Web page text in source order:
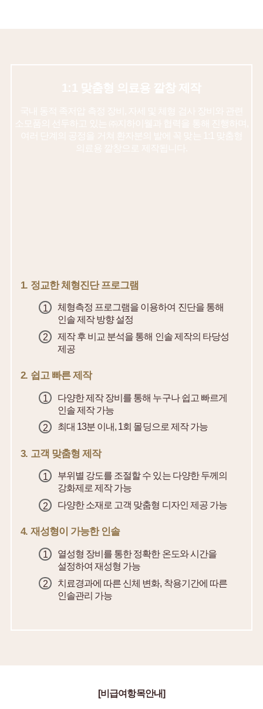
1. 정교한 체형진단 프로그램
체형측정 프로그램을 이용하여 진단을 통해
인솔 제작 방향 설정
제작 후 비교 분석을 통해 인솔 제작의 타당성
제공
2. 쉽고 빠른 제작
다양한 제작 장비를 통해 누구나 쉽고 빠르게
인솔 제작 가능
최대 13분 이내, 1회 몰딩으로 제작 가능
3. 고객 맞춤형 제작
부위별 강도를 조절할 수 있는 다양한 두께의
강화제로 제작 가능
다양한 소재로 고객 맞춤형 디자인 제공 가능
4. 재성형이 가능한 인솔
열성형 장비를 통한 정확한 온도와 시간을
설정하여 재성형 가능
치료경과에 따른 신체 변화, 착용기간에 따른
인솔관리 가능
[비급여항목안내]